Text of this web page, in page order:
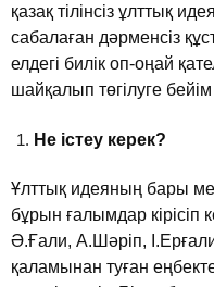
қазақ тiлiнсiз ұлттық
сабалаған дәрменсiз
елдегi билiк оп-оңай
шайқалып төгiлуге
Не iстеу керек?
Ұлттық идеяның бары
бұрын ғалымдар кiрiсiп
Ә.Ғали, А.Шәрiп,
қаламынан туған